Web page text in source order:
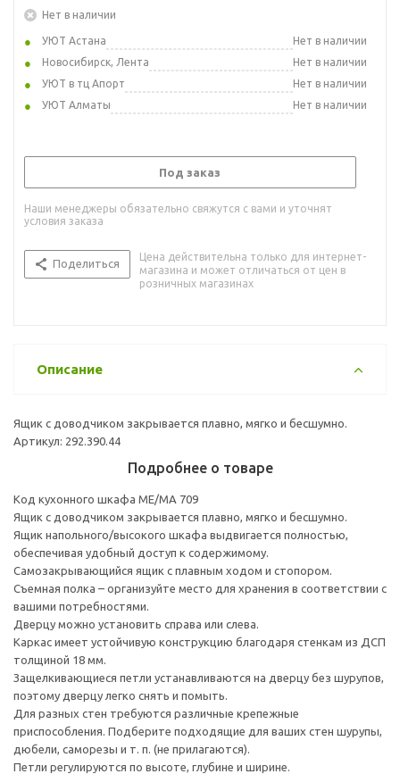
Нет в наличии
УЮТ Астана
Нет в наличии
Новосибирск, Лента
Нет в наличии
УЮТ в тц Апорт
Нет в наличии
УЮТ Алматы
Нет в наличии
Под заказ
Наши менеджеры обязательно свяжутся с вами и уточнят
условия заказа
Поделиться
Цена действительна только для интернет-
магазина и может отличаться от цен в
розничных магазинах
Описание
Ящик с доводчиком закрывается плавно, мягко и бесшумно.
Артикул: 292.390.44
Подробнее о товаре
Код кухонного шкафа ME/MA 709
Ящик с доводчиком закрывается плавно, мягко и бесшумно.
Ящик напольного/высокого шкафа выдвигается полностью,
обеспечивая удобный доступ к содержимому.
Cамозакрывающийся ящик с плавным ходом и стопором.
Съемная полка – организуйте место для хранения в соответствии с
вашими потребностями.
Дверцу можно установить справа или слева.
Каркас имеет устойчивую конструкцию благодаря стенкам из ДСП
толщиной 18 мм.
Защелкивающиеся петли устанавливаются на дверцу без шурупов,
поэтому дверцу легко снять и помыть.
Для разных стен требуются различные крепежные
приспособления. Подберите подходящие для ваших стен шурупы,
дюбели, саморезы и т. п. (не прилагаются).
Петли регулируются по высоте, глубине и ширине.